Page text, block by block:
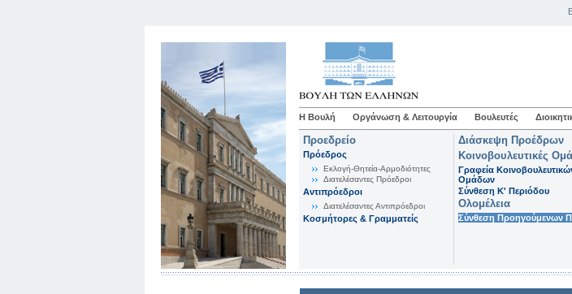
Η Βουλή Οργάνωση & Λειτουργία Βουλευτές
Προεδρείο
Πρόεδρος
Εκλογή-Θητεία-Αρμοδιότητες
Διατελέσαντες Πρόεδροι
Αντιπρόεδροι
Διατελέσαντες Αντιπρόεδροι
Κοσμήτορες & Γραμματείς
Διάσκεψη Προέδρων
Κοινοβουλευτικές
Γραφεία
Ομάδων
Σύνθεση K' Περιόδου
Ολομέλεια
Σύνθεση Προηγούμενων